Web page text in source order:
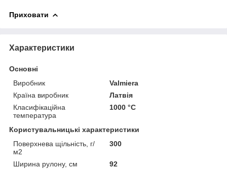
Приховати
Характеристики
Основні
Виробник
Valmiera
Країна виробник
Латвія
Класифікаційна
температура
1000 °С
Користувальницькі характеристики
Поверхнева щільність, г/
м2
300
Ширина рулону, см 92